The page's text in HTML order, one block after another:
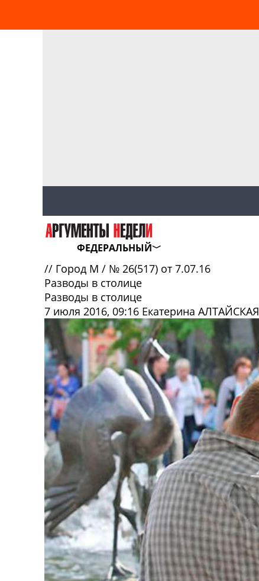
ФЕДЕРАЛЬНЫЙ
// Город М / № 26(517) от 7.07.16
Разводы в столице
Разводы в столице
7 июля 2016, 09:16 Екатерина АЛТАЙСКАЯ